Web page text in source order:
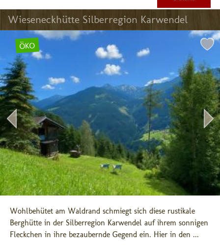
Wieseneckhütte Silberregion Karwendel
ÖKO
Wohlbehütet am Waldrand schmiegt sich diese rustikale
Berghütte in der Silberregion Karwendel auf ihrem sonnigen
Fleckchen in ihre bezaubernde Gegend ein. Hier in den ...